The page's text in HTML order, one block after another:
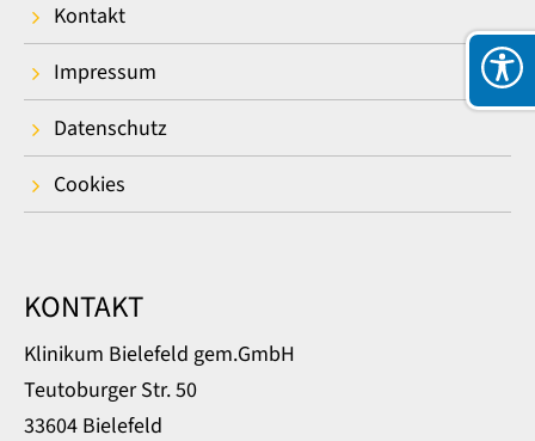
Kontakt
Impressum
Datenschutz
Cookies
KONTAKT
Klinikum Bielefeld gem.GmbH
Teutoburger Str. 50
33604 Bielefeld